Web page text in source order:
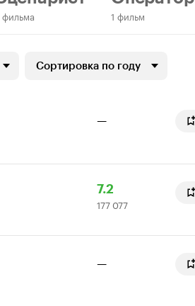
1 фильм
Сортировка по году
—
Рейтинг
Кинопоиска
7.2
177
077
177 077
—